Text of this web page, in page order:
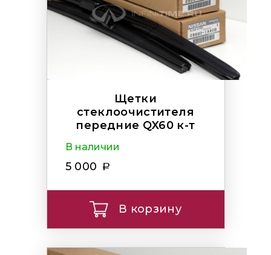
Щетки
стеклоочистителя
передние QX60 к-т
В наличии
5 000
В корзину